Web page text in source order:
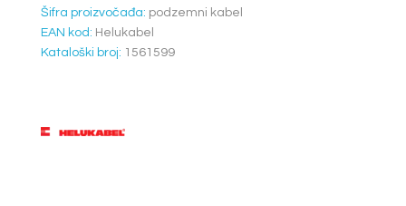
Šifra proizvočađa: podzemni kabel
EAN kod: Helukabel
Kataloški broj: 1561599